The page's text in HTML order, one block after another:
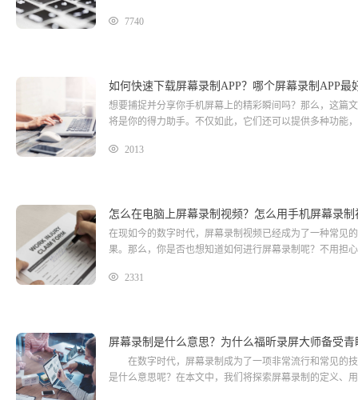
7740
如何快速下载屏幕录制APP？哪个屏幕录制APP最
想要捕捉并分享你手机屏幕上的精彩瞬间吗？那么，这篇
将是你的得力助手。不仅如此，它们还可以提供多种功能
2013
怎么在电脑上屏幕录制视频？怎么用手机屏幕录制
在现如今的数字时代，屏幕录制视频已经成为了一种常见
果。那么，你是否也想知道如何进行屏幕录制呢？不用担
2331
屏幕录制是什么意思？为什么福昕录屏大师备受青
在数字时代，屏幕录制成为了一项非常流行和常见的技
是什么意思呢？在本文中，我们将探索屏幕录制的定义、